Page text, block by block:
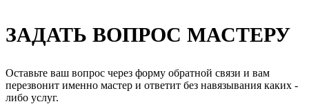
ЗАДАТЬ ВОПРОС МАСТЕРУ
Оставьте ваш вопрос через форму обратной связи и вам
перезвонит именно мастер и ответит без навязывания каких -
либо услуг.